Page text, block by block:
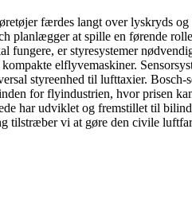
færdes langt over lyskryds
planlægger at spille en førende
fungere, er styresystemer
elflyvemaskiner.
styreenhed til lufttaxier.
for flyindustrien, hvor prisen
har udviklet og fremstillet til
tilstræber vi at gøre den civile